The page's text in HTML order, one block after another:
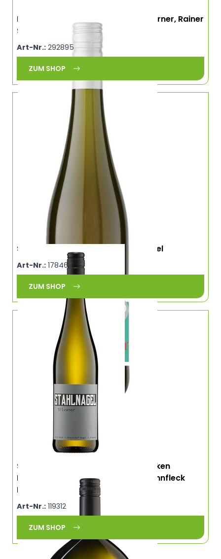
La Boum, Melie+Friends, Müller x Kerner, Rainer
Sauer, Franken
Art-Nr.:292895
ZUM SHOP
Stahlnagel Silvaner Winzerhof Nagel
Art-Nr.:178462
ZUM SHOP
Scheurebe Iphöfer Kronsberg trocken
Deutschland, Franken Weingut Brennfleck
BRENNF
Art-Nr.:119312
ZUM SHOP